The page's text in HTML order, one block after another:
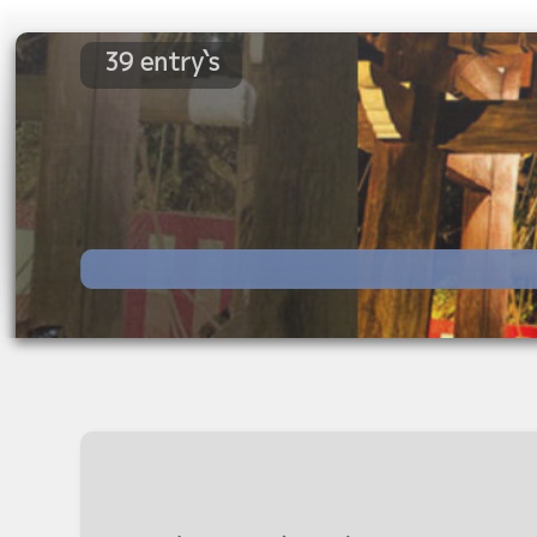
39 entry`s